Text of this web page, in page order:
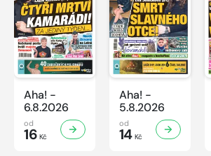
Aha! -
6.8.2026
od
16 Kč
Aha! -
5.8.2026
od
14Kč